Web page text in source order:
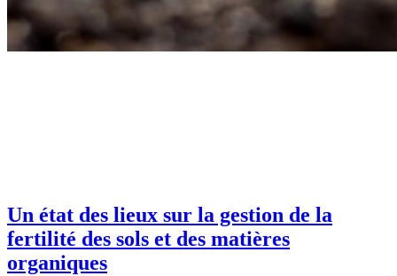
Un état des lieux sur la gestion de la
fertilité des sols et des matières
organiques